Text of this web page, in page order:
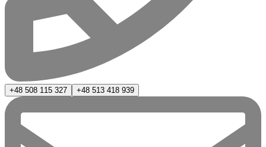
+48 508 115 327 +48 513 418 939